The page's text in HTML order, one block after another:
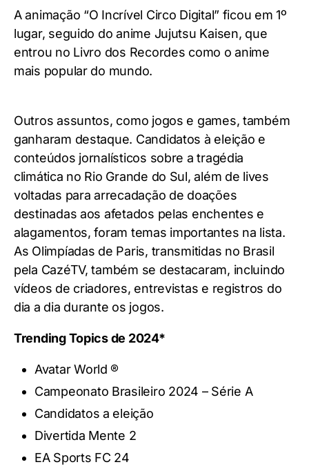
A animação “O Incrível Circo Digital” ficou em 1º
lugar, seguido do anime Jujutsu Kaisen, que
entrou no Livro dos Recordes como o anime
mais popular do mundo.
Outros assuntos, como jogos e games, também
ganharam destaque. Candidatos à eleição e
conteúdos jornalísticos sobre a tragédia
climática no Rio Grande do Sul, além de lives
voltadas para arrecadação de doações
destinadas aos afetados pelas enchentes e
alagamentos, foram temas importantes na lista.
As Olimpíadas de Paris, transmitidas no Brasil
pela CazéTV, também se destacaram, incluindo
vídeos de criadores, entrevistas e registros do
dia a dia durante os jogos.
Trending Topics de 2024*
Avatar World ®
Campeonato Brasileiro 2024 – Série A
Candidatos a eleição
Divertida Mente 2
EA Sports FC 24